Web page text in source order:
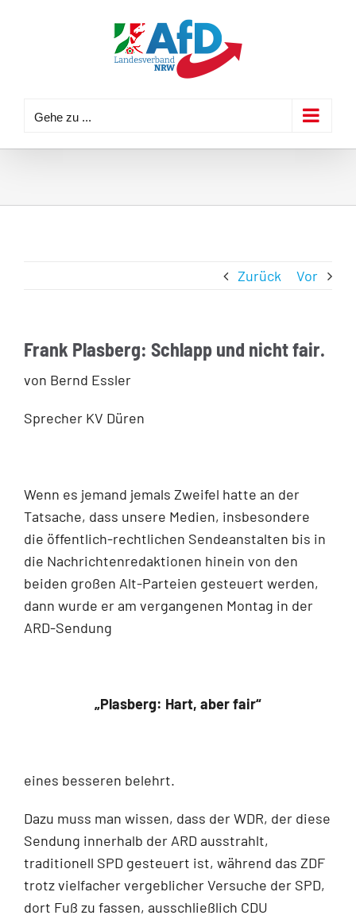
Gehe zu ...
Zurück Vor
Frank Plasberg: Schlapp und nicht fair.
von Bernd Essler
Sprecher KV Düren
Wenn es jemand jemals Zweifel hatte an der
Tatsache, dass unsere Medien, insbesondere
die öffentlich-rechtlichen Sendeanstalten bis in
die Nachrichtenredaktionen hinein von den
beiden großen Alt-Parteien gesteuert werden,
dann wurde er am vergangenen Montag in der
ARD-Sendung
„Plasberg: Hart, aber fair“
eines besseren belehrt.
Dazu muss man wissen, dass der WDR, der diese
Sendung innerhalb der ARD ausstrahlt,
traditionell SPD gesteuert ist, während das ZDF
trotz vielfacher vergeblicher Versuche der SPD,
dort Fuß zu fassen, ausschließlich CDU